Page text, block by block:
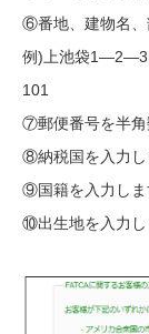
⑥番地、建物名、
例)上池袋1—2—3
101
⑦郵便番号を半
⑧納税国を入力し
⑨国籍を入力しま
⑩出生地を入力し